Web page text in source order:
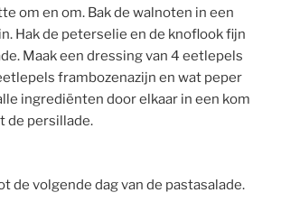
om en om. Bak de walnoten in een
Hak de peterselie en de knoflook fijn
Maak een dressing van 4 eetlepels
frambozenazijn en wat peper
ingrediënten door elkaar in een kom
de persillade.
de volgende dag van de pastasalade.